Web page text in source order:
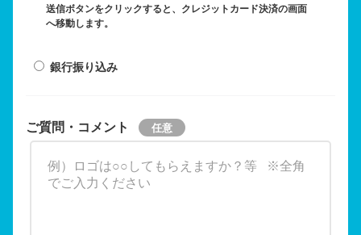
送信ボタンをクリックすると、クレジットカード決済の画面
へ移動します。
銀行振り込み
ご質問・コメント